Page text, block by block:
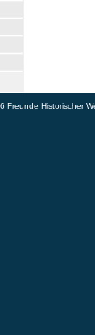
Freunde Historischer